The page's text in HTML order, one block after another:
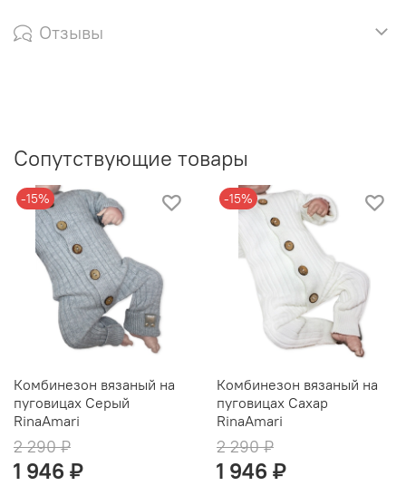
Отзывы
Сопутствующие товары
-15%
Комбинезон вязаный на
пуговицах Серый
RinaAmari
2 290 ₽
1 946 ₽
-15%
Комбинезон вязаный на
пуговицах Cахар
RinaAmari
2 290 ₽
1 946 ₽